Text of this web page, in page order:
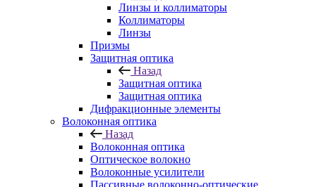
Линзы и коллиматоры
Коллиматоры
Линзы
Призмы
Защитная оптика
Назад
Защитная оптика
Защитная оптика
Дифракционные элементы
Волоконная оптика
Назад
Волоконная оптика
Оптическое волокно
Волоконные усилители
Пассивные волоконно-оптические